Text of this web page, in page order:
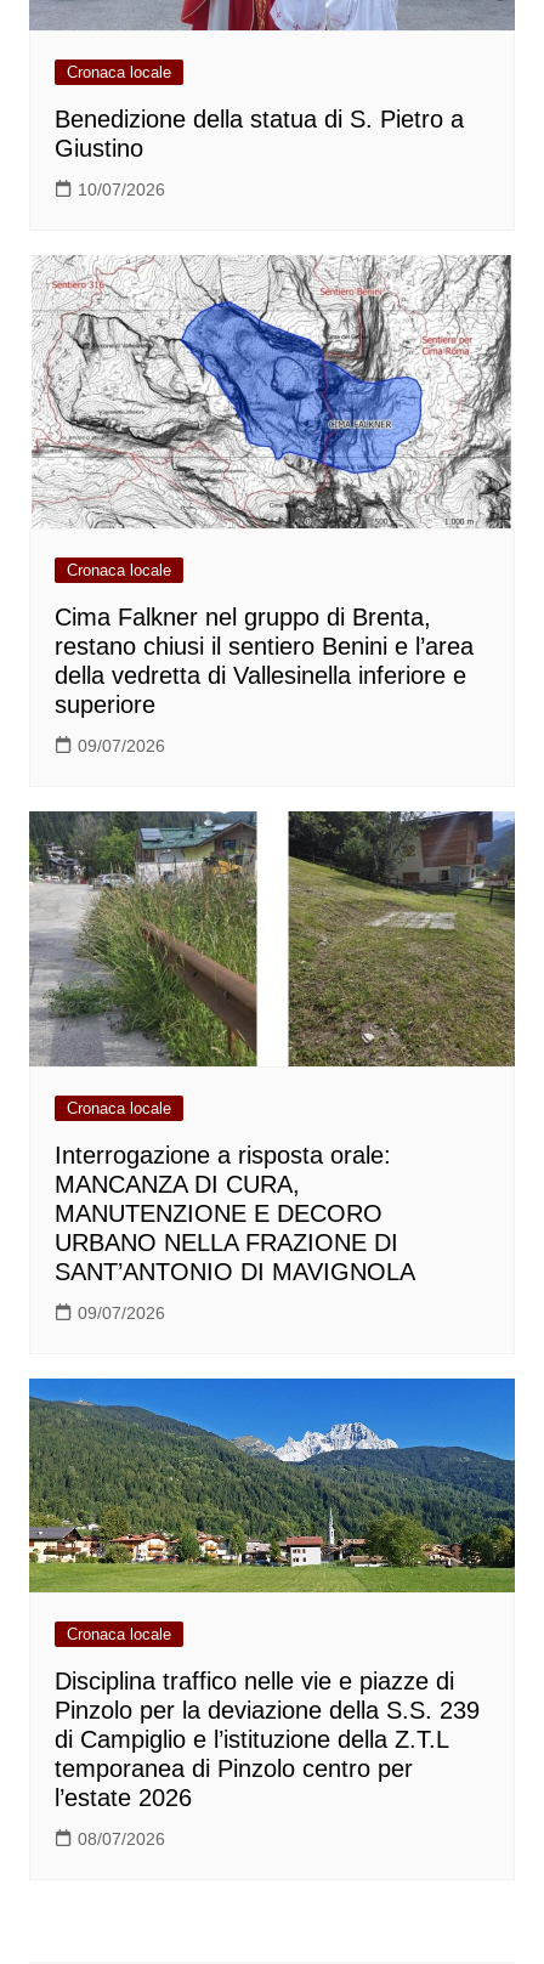
Cronaca locale
Benedizione della statua di S. Pietro a
Giustino
10/07/2026
Cronaca locale
Cima Falkner nel gruppo di Brenta,
restano chiusi il sentiero Benini e l’area
della vedretta di Vallesinella inferiore e
superiore
09/07/2026
Cronaca locale
Interrogazione a risposta orale:
MANCANZA DI CURA,
MANUTENZIONE E DECORO
URBANO NELLA FRAZIONE DI
SANT’ANTONIO DI MAVIGNOLA
09/07/2026
Cronaca locale
Disciplina traffico nelle vie e piazze di
Pinzolo per la deviazione della S.S. 239
di Campiglio e l’istituzione della Z.T.L
temporanea di Pinzolo centro per
l’estate 2026
08/07/2026